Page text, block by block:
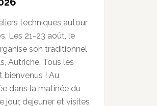
techniques autour
Les 21-23 août, le
son traditionnel
Autriche. Tous les
bienvenus ! Au
dans la matinée du
jour, dejeuner et visites